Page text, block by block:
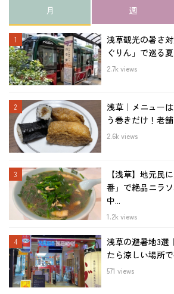
月 週
浅草観光の暑さ
ぐりん」で巡る
2.7k views
浅草｜メニュー
う巻きだけ！老
2.6k views
【浅草】地元民
番」で絶品ニラ
中...
1.2k views
浅草の避暑地3選
たら涼しい場所
571 views